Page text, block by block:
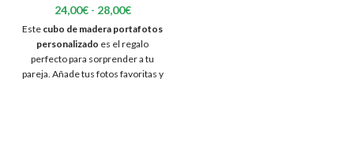
24,00€ - 28,00€Rango
de
precios:
desde
24,00€
hasta
Este cubo de madera portafotos
personalizado es el regalo
perfecto para sorprender a tu
pareja. Añade tus fotos favoritas y